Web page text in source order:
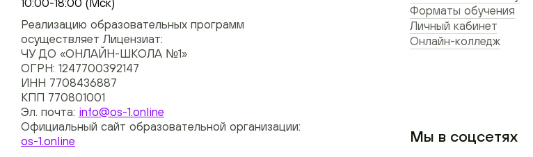
10:00-18:00 (Мск)
Реализацию образовательных программ
осуществляет Лицензиат:
ЧУ ДО «ОНЛАЙН-ШКОЛА №1»
ОГРН: 1247700392147
ИНН 7708436887
КПП 770801001
Эл. почта: info@os-1.online
Официальный сайт образовательной организации:
os-1.online
Форматы обучения
Личный кабинет
Онлайн-колледж
Мы в соцсетях